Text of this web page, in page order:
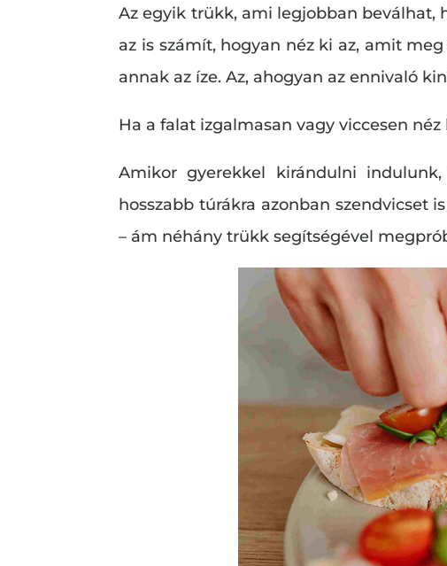
Az egyik trükk, ami legjobban beválhat,
az is számít, hogyan néz ki az, amit
annak az íze. Az, ahogyan az ennivaló
Ha a falat izgalmasan vagy viccesen
Amikor gyerekkel kirándulni
hosszabb túrákra azonban szendvicset
– ám néhány trükk segítségével